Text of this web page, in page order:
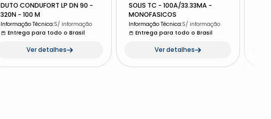
DUTO CONDUFORT LP DN 90 -
320N - 100 M
Informação Técnica:S/ informação
Entrega para todo o Brasil
Ver detalhes
SOLIS TC - 100A/33.33MA -
MONOFASICOS
Informação Técnica:S/ informação
Entrega para todo o Brasil
Ver detalhes